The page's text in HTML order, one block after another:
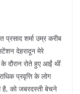
प्रसाद शर्मा उम्र करीब
देहरादून मेरे
दौरान रोते हुए आईं थीं
प्रवृत्ति के लोग
है, को जबरदस्ती बेचने